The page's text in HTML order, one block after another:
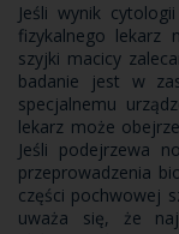
Jeśli wynik
fizykalnego lekarz
szyjki macicy
badanie jest w
specjalnemu
lekarz może
Jeśli podejrzewa
przeprowadzenia
części pochwowej
uważa się, że